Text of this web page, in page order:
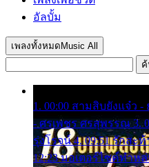
อัลบั้ม
เพลงทั้งหมด Music All
1. 00:00 สามสิบยังแจ๋ว
- ศรเพชร ศรสุพรรณ 3.
รุ่งโรจน์ 4. 09:51 รักสะ
12:23 มอเตอร์ไซค์ทำห